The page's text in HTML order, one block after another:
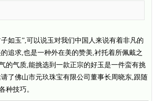
子如玉”,可以说玉对我们中国人来说有着非凡的
追求,也是一种外在美的赞美,衬托着所佩戴之
的气质,能挑选到一款正宗的好玉是一件蛮有挑
了佛山市元玖珠宝有限公司董事长周晓东,跟随
种技巧。